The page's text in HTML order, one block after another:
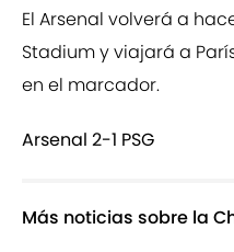
El Arsenal volverá a
Stadium y viajará a
en el marcador.
Arsenal 2-1 PSG
Más noticias sobre la